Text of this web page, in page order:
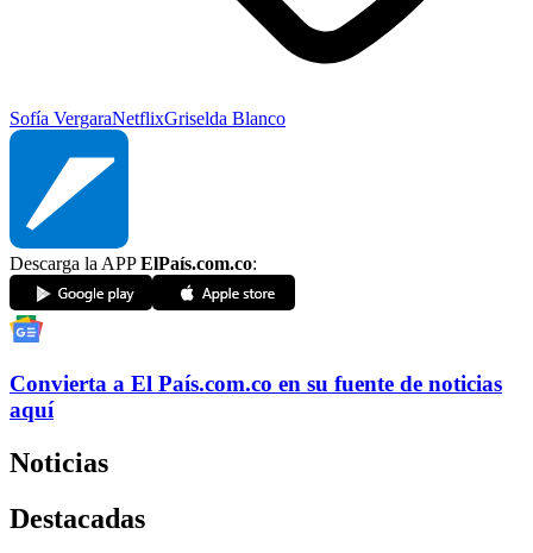
Sofía VergaraNetflixGriselda Blanco
Descarga la APPElPaís.com.co:
Convierta a El País.com.co en su fuente de noticias
aquí
Noticias
Destacadas